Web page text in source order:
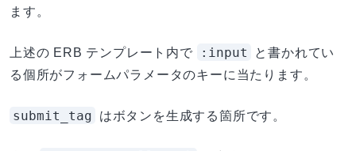
ます。
上述の ERB テンプレート内で :input
と書かれてい
る個所がフォームパラメータのキーに当たります。
submit_tag はボタンを生成する箇所です。